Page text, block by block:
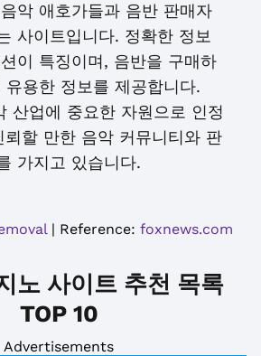
악 애호가들과 음반 판매자
사이트입니다. 정확한 정보
이 특징이며, 음반을 구매하
용한 정보를 제공합니다.
산업에 중요한 자원으로 인정
뢰할 만한 음악 커뮤니티와 판
가지고 있습니다.
| Reference: foxnews.com
노 사이트 추천 목록
TOP 10
Advertisements